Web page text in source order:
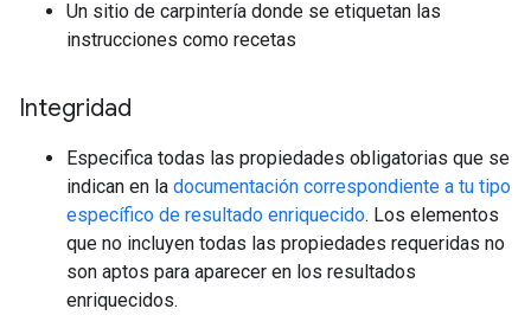
Un sitio de carpintería donde se etiquetan las
instrucciones como recetas
Integridad
Especifica todas las propiedades obligatorias que se
indican en la documentación correspondiente a tu tipo
específico de resultado enriquecido. Los elementos
que no incluyen todas las propiedades requeridas no
son aptos para aparecer en los resultados
enriquecidos.